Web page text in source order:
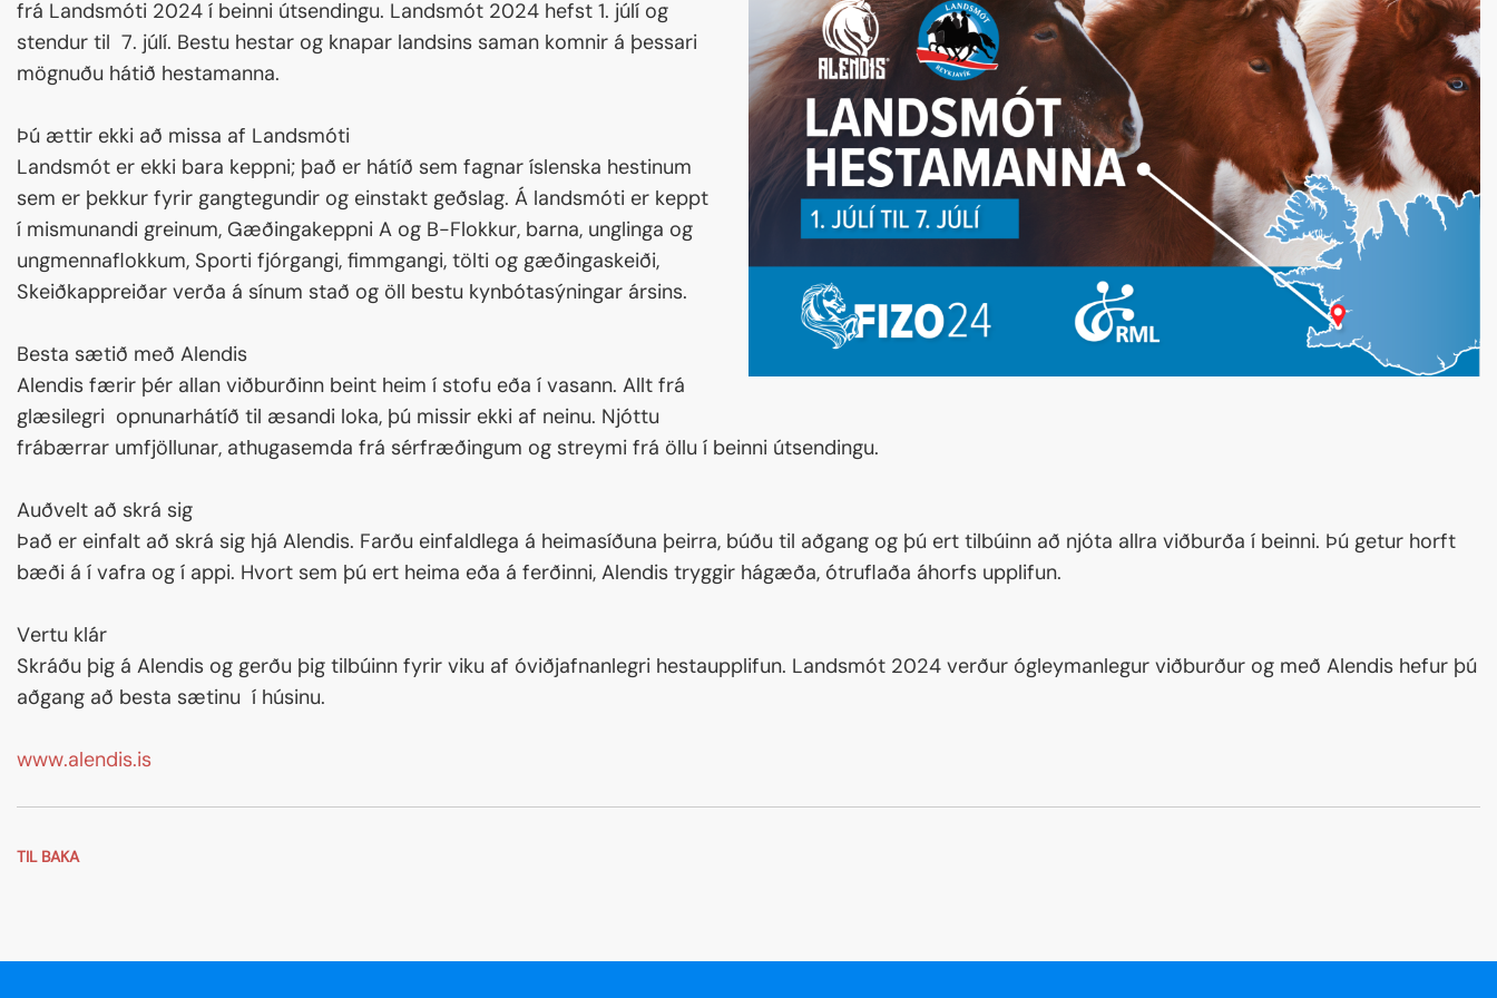
Markaðstorg
Matarmenning
Tímarit LM2026
Sjálfboðaliðar
Úrslit fyrri móta
Skráning keppenda
Sýningargreinar
Tónlist
Þátttökuréttur
Æfingatímar
frá Landsmóti 2024 í beinni útsendingu. Landsmót 2024 hefst 1. júlí og
stendur til 7. júlí. Bestu hestar og knapar landsins saman komnir á þessari
mögnuðu hátið hestamanna.
Þú ættir ekki að missa af Landsmóti
Landsmót er ekki bara keppni; það er hátíð sem fagnar íslenska hestinum
sem er þekkur fyrir gangtegundir og einstakt geðslag. Á landsmóti er keppt
í mismunandi greinum, Gæðingakeppni A og B-Flokkur, barna, unglinga og
ungmennaflokkum, Sporti fjórgangi, fimmgangi, tölti og gæðingaskeiði,
Skeiðkappreiðar verða á sínum stað og öll bestu kynbótasýningar ársins.
Besta sætið með Alendis
Alendis færir þér allan viðburðinn beint heim í stofu eða í vasann. Allt frá
glæsilegri opnunarhátíð til æsandi loka, þú missir ekki af neinu. Njóttu
frábærrar umfjöllunar, athugasemda frá sérfræðingum og streymi frá öllu í beinni útsendingu.
Auðvelt að skrá sig
Það er einfalt að skrá sig hjá Alendis. Farðu einfaldlega á heimasíðuna þeirra, búðu til aðgang og þú ert tilbúinn að njóta allra viðburða í beinni. Þú getur horft
bæði á í vafra og í appi. Hvort sem þú ert heima eða á ferðinni, Alendis tryggir hágæða, ótruflaða áhorfs upplifun.
Vertu klár
Skráðu þig á Alendis og gerðu þig tilbúinn fyrir viku af óviðjafnanlegri hestaupplifun. Landsmót 2024 verður ógleymanlegur viðburður og með Alendis hefur þú
aðgang að besta sætinu í húsinu.
www.alendis.is
TIL BAKA